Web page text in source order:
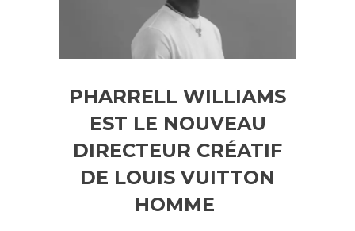
PHARRELL WILLIAMS
EST LE NOUVEAU
DIRECTEUR CRÉATIF
DE LOUIS VUITTON
HOMME